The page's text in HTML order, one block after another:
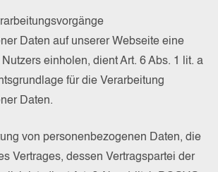
Daten auf unserer Webseite eine
einholen, dient Art. 6 Abs. 1 lit. a
für die Verarbeitung
Daten.
von personenbezogenen Daten, die
Vertrages, dessen Vertragspartei der